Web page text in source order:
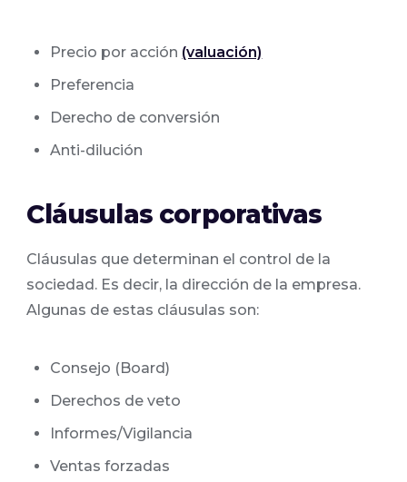
Precio por acción (valuación)
Preferencia
Derecho de conversión
Anti-dilución
Cláusulas corporativas
Cláusulas que determinan el control de la
sociedad. Es decir, la dirección de la empresa.
Algunas de estas cláusulas son:
Consejo (Board)
Derechos de veto
Informes/Vigilancia
Ventas forzadas